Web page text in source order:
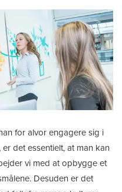
for alvor engagere sig i
det essentielt, at man kan
vi med at opbygge et
Desuden er det